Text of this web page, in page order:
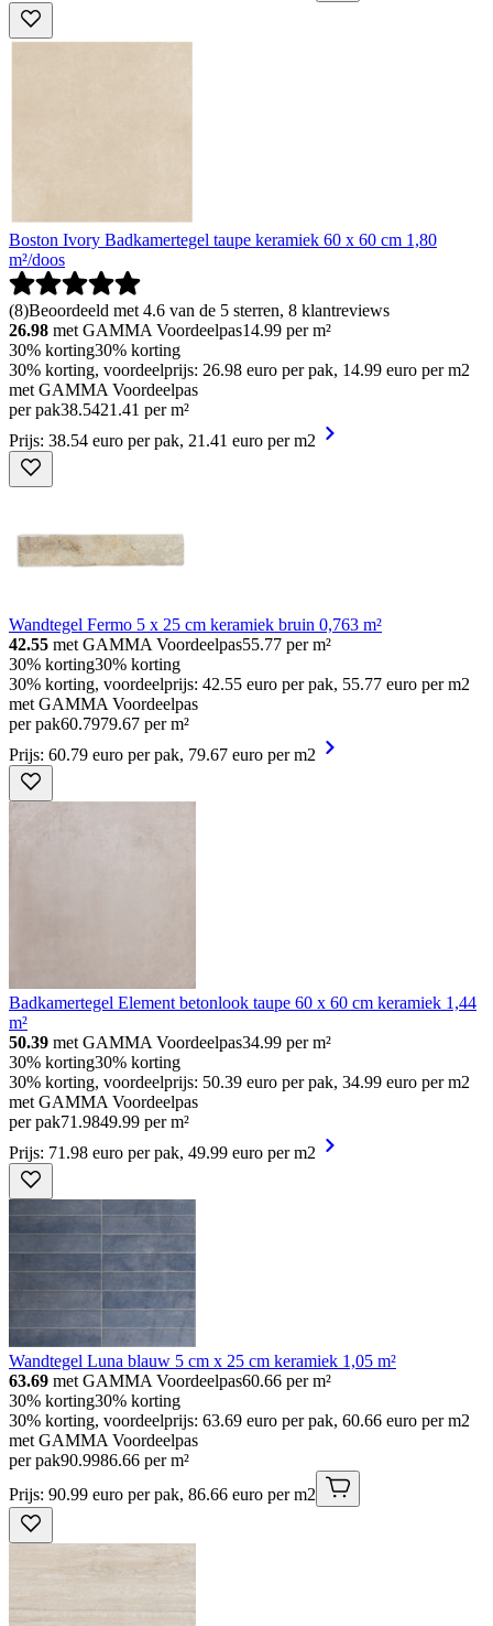
Boston Ivory Badkamertegel taupe keramiek 60 x 60 cm 1,80
m²/doos
(8)Beoordeeld met 4.6 van de 5 sterren, 8 klantreviews
26.98 met GAMMA Voordeelpas14.99 per m²
30% korting30% korting
30% korting, voordeelprijs: 26.98 euro per pak, 14.99 euro per m2
met GAMMA Voordeelpas
per pak38.5421.41 per m²
Prijs: 38.54 euro per pak, 21.41 euro per m2
Wandtegel Fermo 5 x 25 cm keramiek bruin 0,763 m²
42.55 met GAMMA Voordeelpas55.77 per m²
30% korting30% korting
30% korting, voordeelprijs: 42.55 euro per pak, 55.77 euro per m2
met GAMMA Voordeelpas
per pak60.7979.67 per m²
Prijs: 60.79 euro per pak, 79.67 euro per m2
Badkamertegel Element betonlook taupe 60 x 60 cm keramiek 1,44
m²
50.39 met GAMMA Voordeelpas34.99 per m²
30% korting30% korting
30% korting, voordeelprijs: 50.39 euro per pak, 34.99 euro per m2
met GAMMA Voordeelpas
per pak71 .9849.99 per m²
Prijs: 71.98 euro per pak, 49.99 euro per m2
Wandtegel Luna blauw 5 cm x 25 cm keramiek 1,05 m²
63.69 met GAMMA Voordeelpas60.66 per m²
30% korting30% korting
30% korting, voordeelprijs: 63.69 euro per pak, 60.66 euro per m2
met GAMMA Voordeelpas
per pak90.9986.66 per m²
Prijs: 90.99 euro per pak, 86.66 euro per m2